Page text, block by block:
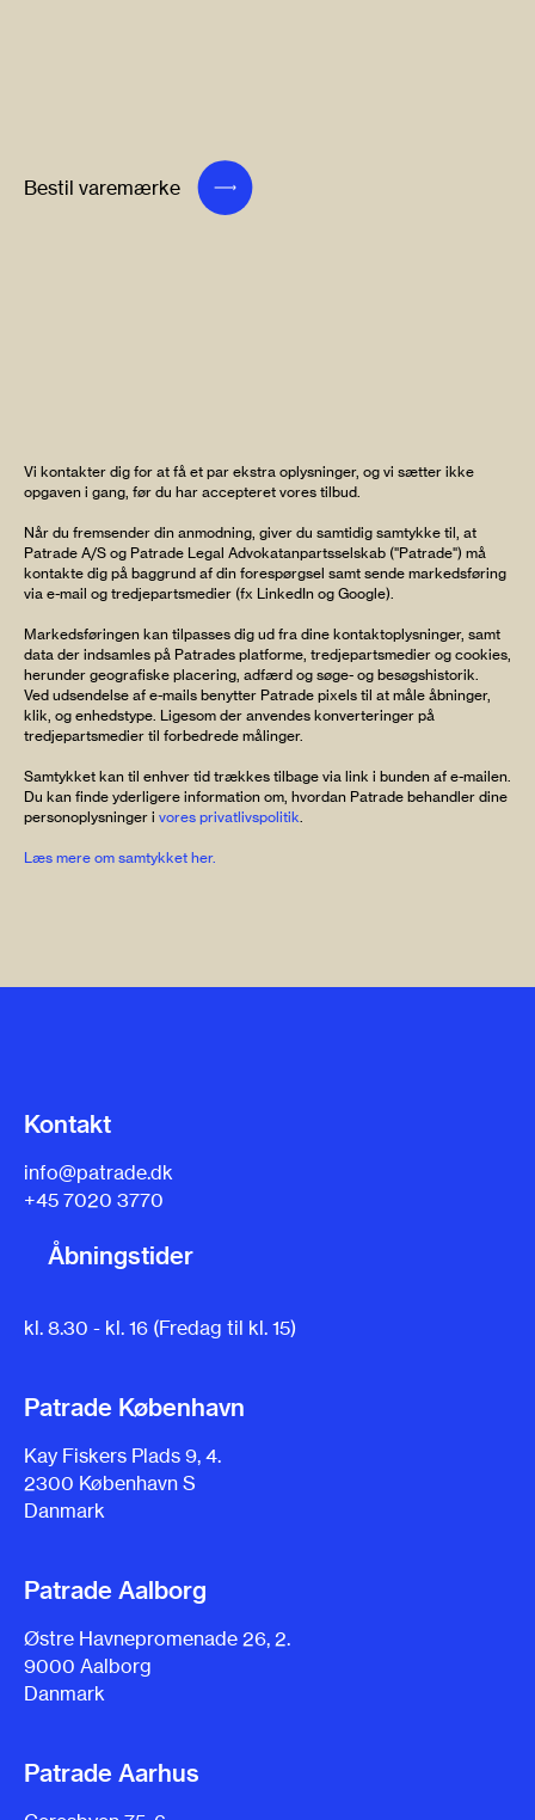
Vi kontakter dig for at få et par ekstra oplysninger, og vi sætter ikke
opgaven i gang, før du har accepteret vores tilbud.
Når du fremsender din anmodning, giver du samtidig samtykke til, at
Patrade A/S og Patrade Legal Advokatanpartsselskab ("Patrade") må
kontakte dig på baggrund af din forespørgsel samt sende markedsføring
via e-mail og tredjepartsmedier (fx LinkedIn og Google).
Markedsføringen kan tilpasses dig ud fra dine kontaktoplysninger, samt
data der indsamles på Patrades platforme, tredjepartsmedier og cookies,
herunder geografiske placering, adfærd og søge- og besøgshistorik.
Ved udsendelse af e-mails benytter Patrade pixels til at måle åbninger,
klik, og enhedstype. Ligesom der anvendes konverteringer på
tredjepartsmedier til forbedrede målinger.
Samtykket kan til enhver tid trækkes tilbage via link i bunden af e-mailen.
Du kan finde yderligere information om, hvordan Patrade behandler dine
personoplysninger i vores privatlivspolitik
Læs mere om samtykket her.
Bestil varemærke
Kontakt
info@patrade.dk
+45 7020 3770
Åbningstider
kl. 8.30 - kl. 16 (Fredag til kl. 15)
Patrade København
Kay Fiskers Plads 9, 4.
2300 København S
Danmark
Patrade Aalborg
Østre Havnepromenade 26, 2.
9000 Aalborg
Danmark
Patrade Aarhus